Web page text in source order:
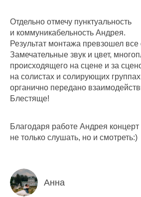
Отдельно отмечу пунктуальность
и коммуникабельность Андрея.
Результат монтажа превзошел
Замечательные звук и цвет,
происходящего на сцене и за
на солистах и солирующих
органично передано
Блестяще!
Благодаря работе Андрея концерт
не только слушать, но и смотреть:)
Анна